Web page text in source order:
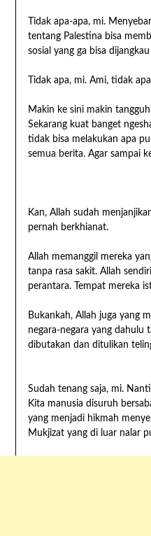
Tidak apa-apa, mi.
tentang Palestina bisa
sosial yang ga bisa
Tidak apa, mi. Ami, tidak
Makin ke sini makin
Sekarang kuat banget
tidak bisa melakukan apa
semua berita. Agar sampai
Kan, Allah sudah
pernah berkhianat.
Allah memanggil mereka
tanpa rasa sakit. Allah
perantara. Tempat mereka
Bukankah, Allah juga yang
negara-negara yang dahulu
dibutakan dan ditulikan
Sudah tenang saja, mi.
Kita manusia disuruh
yang menjadi hikmah
Mukjizat yang di luar nalar